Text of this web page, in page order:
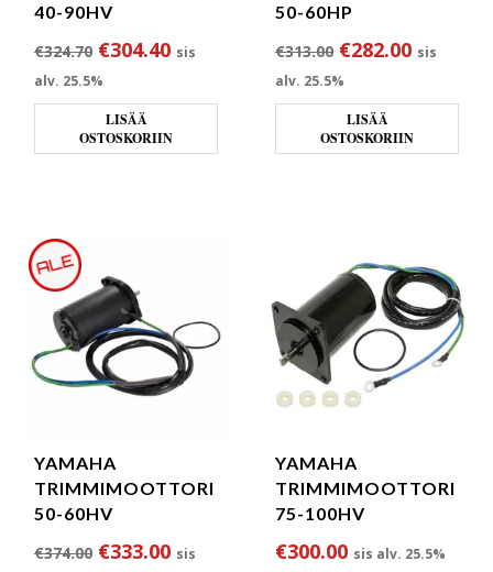
40-90HV
€324.70 Alkuperäinen hinta oli: €324.70.
€304.40Nykyinen hinta on: €304.40.
sis
alv. 25.5%
LISÄÄ
OSTOSKORIIN
50-60HP
€313.00 Alkuperäinen
€282.00 sis
alv. 25.5%
LISÄÄ
OSTOSKORIIN
YAMAHA
TRIMMIMOOTTORI
50-60HV
€374.00 Alkuperäinen hinta oli: €374.00.
€333.00Nykyinen hinta on: €333.00.
sis
YAMAHA
TRIMMIMOOTTORI
75-100HV
€300.00 sis alv. 25.5%